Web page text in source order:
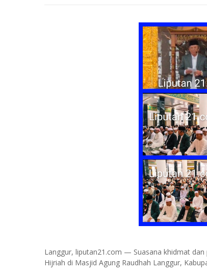
Langgur, liputan21.com — Suasana khidmat
Hijriah di Masjid Agung Raudhah Langgur,